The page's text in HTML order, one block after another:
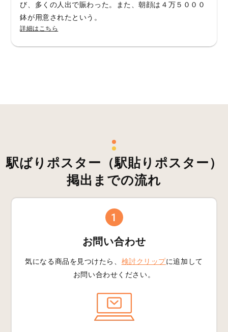
び、多くの人出で賑わった。また、朝顔は４万５０００
鉢が用意されたという。
詳細はこちら
駅ばりポスター（駅貼りポスター）
掲出までの流れ
1
お問い合わせ
気になる商品を見つけたら、 検討クリップに追加して
お問い合わせください。